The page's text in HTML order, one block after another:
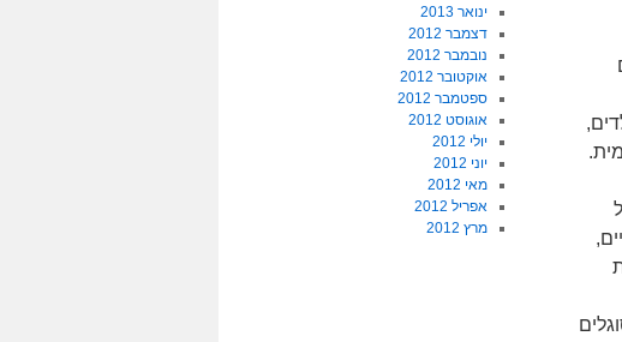
ינואר 2013
דצמבר 2012
נובמבר 2012
אוקטובר 2012
ספטמבר 2012
אוגוסט 2012
יולי 2012
יוני 2012
מאי 2012
אפריל 2012
מרץ 2012